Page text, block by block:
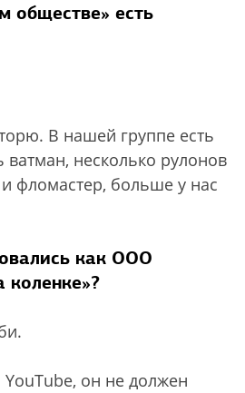
обществе» есть
В нашей группе есть
ватман, несколько рулонов
фломастер, больше у нас
как ООО
коленке»?
YouTube, он не должен